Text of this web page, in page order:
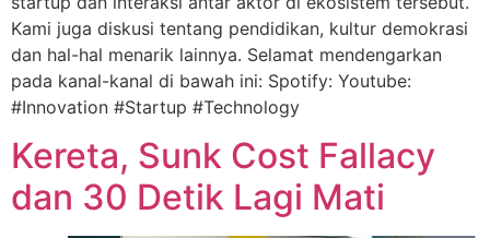
Kami juga diskusi tentang pendidikan, kultur demokrasi
dan hal-hal menarik lainnya. Selamat mendengarkan
pada kanal-kanal di bawah ini: Spotify: Youtube:
#Innovation #Startup #Technology
Kereta, Sunk Cost Fallacy
dan 30 Detik Lagi Mati